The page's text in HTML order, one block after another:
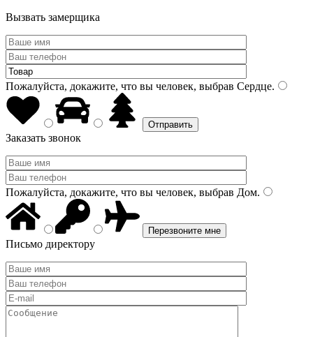
Вызвать замерщика
Пожалуйста, докажите, что вы человек, выбрав Сердце.
Заказать звонок
Пожалуйста, докажите, что вы человек, выбрав Дом.
Письмо директору